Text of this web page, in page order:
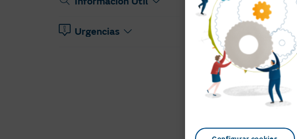
Urgencias Preguntas y
Si tengo
¿Qué tarifa
¿Qué hago